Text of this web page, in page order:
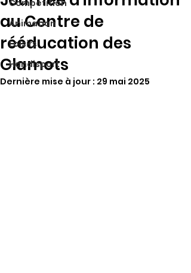
Compétition
Animation
Loisirs
Handisport
au Centre de
rééducation des
Glamots
Dernière mise à jour : 29 mai 2025